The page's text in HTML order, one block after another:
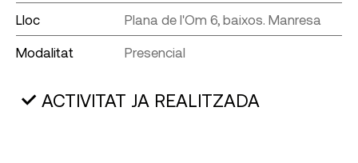
Lloc Plana de l'Om 6, baixos. Manresa
Modalitat Presencial
ACTIVITAT JA REALITZADA